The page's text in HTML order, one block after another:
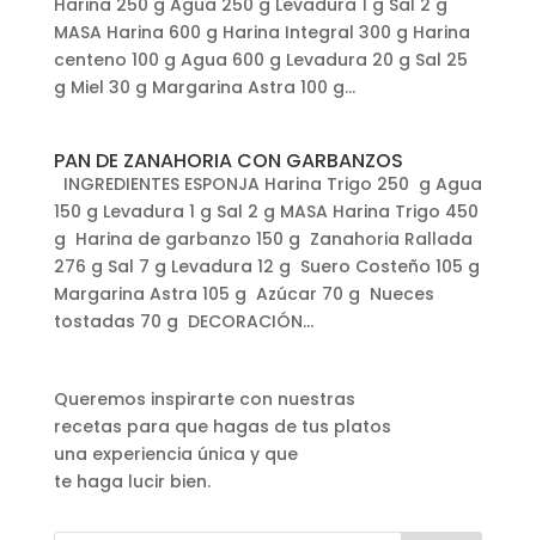
Harina 250 g Agua 250 g Levadura 1 g Sal 2 g
MASA Harina 600 g Harina Integral 300 g Harina
centeno 100 g Agua 600 g Levadura 20 g Sal 25
g Miel 30 g Margarina Astra 100 g...
PAN DE ZANAHORIA CON GARBANZOS
INGREDIENTES ESPONJA Harina Trigo 250 g Agua
150 g Levadura 1 g Sal 2 g MASA Harina Trigo 450
g Harina de garbanzo 150 g Zanahoria Rallada
276 g Sal 7 g Levadura 12 g Suero Costeño 105 g
Margarina Astra 105 g Azúcar 70 g Nueces
tostadas 70 g DECORACIÓN...
Queremos inspirarte con nuestras
recetas para que hagas de tus platos
una experiencia única y que
te haga lucir bien.